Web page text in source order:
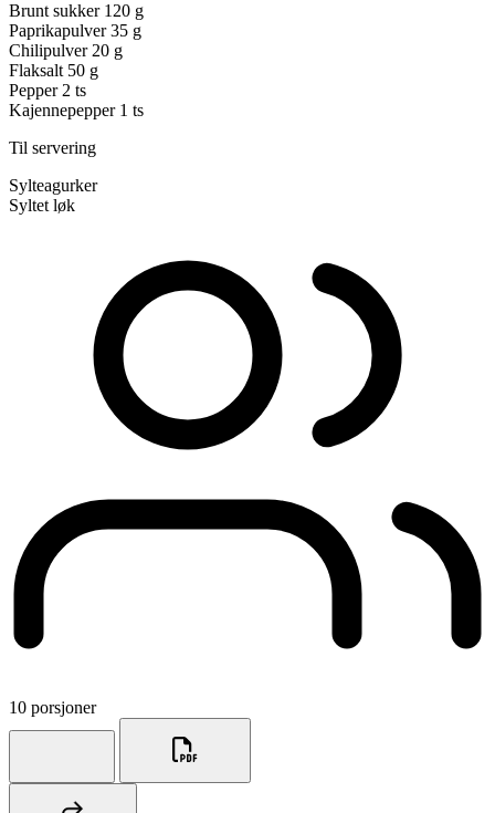
Brunt sukker 120 g
Paprikapulver 35 g
Chilipulver 20 g
Flaksalt 50 g
Pepper 2 ts
Kajennepepper 1 ts
Til servering
Sylteagurker
Syltet løk
10 porsjoner